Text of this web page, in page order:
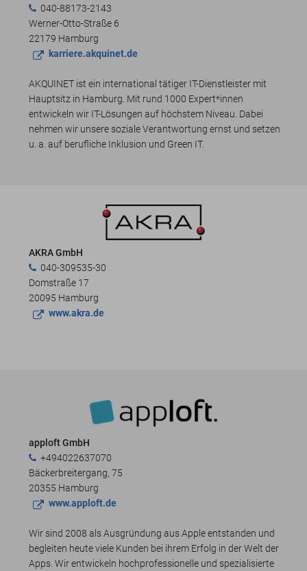
040-88173-2143
Werner-Otto-Straße 6
22179 Hamburg
karriere.akquinet.de
AKQUINET ist ein international tätiger IT-Dienstleister mit
Hauptsitz in Hamburg. Mit rund 1000 Expert*innen
entwickeln wir IT-Lösungen auf höchstem Niveau. Dabei
nehmen wir unsere soziale Verantwortung ernst und setzen
u. a. auf berufliche Inklusion und Green IT.
AKRA GmbH
040-309535-30
Domstraße 17
20095 Hamburg
www.akra.de
apploft GmbH
+494022637070
Bäckerbreitergang, 75
20355 Hamburg
www.apploft.de
Wir sind 2008 als Ausgründung aus Apple entstanden und
begleiten heute viele Kunden bei ihrem Erfolg in der Welt der
Apps. Wir entwickeln hochprofessionelle und spezialisierte